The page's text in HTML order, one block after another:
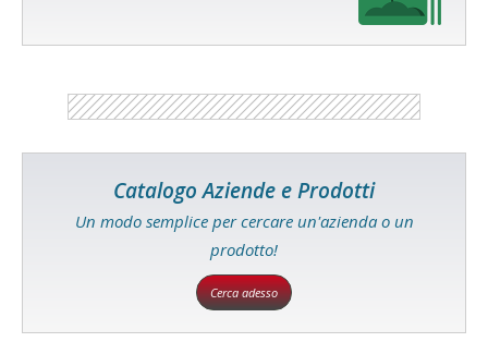
Catalogo Aziende e Prodotti
Un modo semplice per cercare un'azienda o un
prodotto!
Cerca adesso